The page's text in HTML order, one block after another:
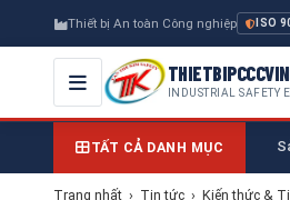
Thiết bị An toàn Công nghiệp ISO
INDUSTRIAL SAFETY
TẤT CẢ DANH MỤC
Trang nhất › Tin tức › Kiến thức &